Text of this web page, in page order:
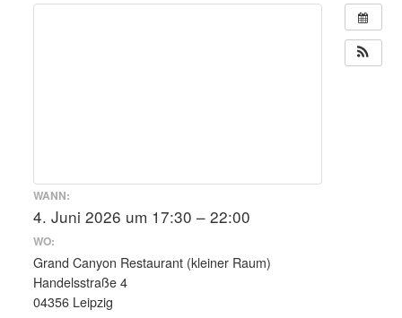
WANN:
4. Juni 2026 um 17:30 – 22:00
WO:
Grand Canyon Restaurant (kleiner Raum)
Handelsstraße 4
04356 Leipzig